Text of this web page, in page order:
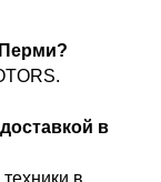
в